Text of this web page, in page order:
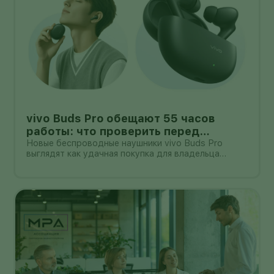
vivo Buds Pro обещают 55 часов
работы: что проверить перед
покупкой в России
Новые беспроводные наушники vivo Buds Pro
выглядят как удачная покупка для владельца